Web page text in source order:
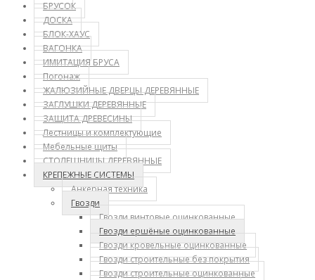
БРУСОК
ДОСКА
БЛОК-ХАУС
ВАГОНКА
ИМИТАЦИЯ БРУСА
Погонаж
ЖАЛЮЗИЙНЫЕ ДВЕРЦЫ ДЕРЕВЯННЫЕ
ЗАГЛУШКИ ДЕРЕВЯННЫЕ
ЗАЩИТА ДРЕВЕСИНЫ
Лестницы и комплектующие
Мебельные щиты
СТОЛЕШНИЦЫ ДЕРЕВЯННЫЕ
КРЕПЕЖНЫЕ СИСТЕМЫ
Анкерная техника
Гвозди
Гвозди винтовые оцинкованные
Гвозди ершёные оцинкованные
Гвозди кровельные оцинкованные
Гвозди строительные без покрытия
Гвозди строительные оцинкованные